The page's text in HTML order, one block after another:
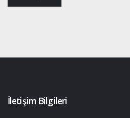
İletişim Bilgileri